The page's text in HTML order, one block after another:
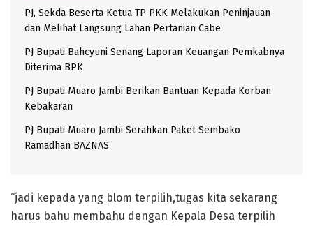
PJ, Sekda Beserta Ketua TP PKK Melakukan Peninjauan
dan Melihat Langsung Lahan Pertanian Cabe
PJ Bupati Bahcyuni Senang Laporan Keuangan Pemkabnya
Diterima BPK
PJ Bupati Muaro Jambi Berikan Bantuan Kepada Korban
Kebakaran
PJ Bupati Muaro Jambi Serahkan Paket Sembako
Ramadhan BAZNAS
“jadi kepada yang blom terpilih,tugas kita sekarang
harus bahu membahu dengan Kepala Desa terpilih